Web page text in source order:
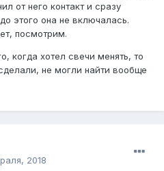
от него контакт и сразу
этого она не включалась.
посмотрим.
когда хотел свечи менять, то
не могли найти вообще
2018